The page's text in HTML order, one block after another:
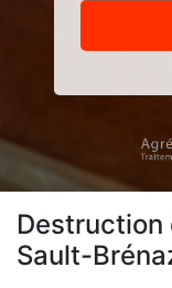
Destruction
Sault-